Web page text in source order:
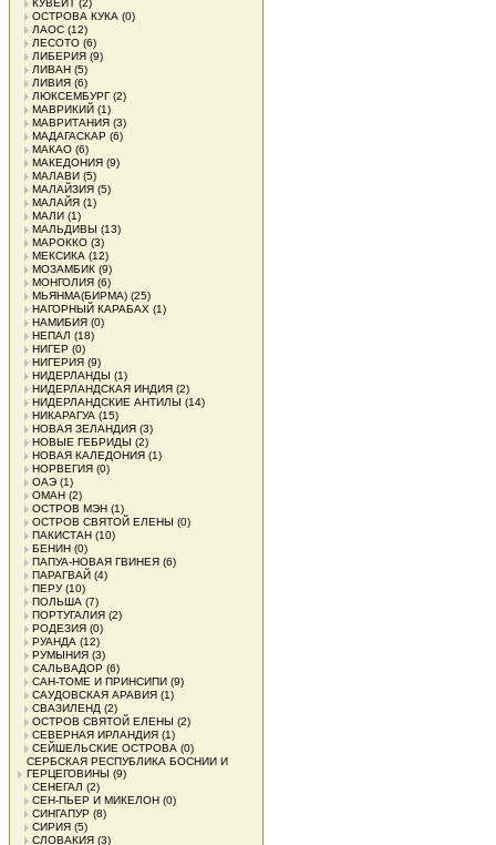
КУВЕЙТ (2)
ОСТРОВА КУКА (0)
ЛАОС (12)
ЛЕСОТО (6)
ЛИБЕРИЯ (9)
ЛИВАН (5)
ЛИВИЯ (6)
ЛЮКСЕМБУРГ(2)
МАВРИКИЙ (1)
МАВРИТАНИЯ (3)
МАДАГАСКАР (6)
МАКАО (6)
МАКЕДОНИЯ (9)
МАЛАВИ (5)
МАЛАЙЗИЯ (5)
МАЛАЙЯ (1)
МАЛИ (1)
МАЛЬДИВЫ (13)
МАРОККО (3)
МЕКСИКА (12)
МОЗАМБИК (9)
МОНГОЛИЯ (6)
МЬЯНМА(БИРМА) (25)
НАГОРНЫЙ КАРАБАХ (1)
НАМИБИЯ (0)
НЕПАЛ (18)
НИГЕР (0)
НИГЕРИЯ (9)
НИДЕРЛАНДЫ (1)
НИДЕРЛАНДСКАЯ ИНДИЯ (2)
НИДЕРЛАНДСКИЕ АНТИЛЫ (14)
НИКАРАГУА (15)
НОВАЯ ЗЕЛАНДИЯ (3)
НОВЫЕ ГЕБРИДЫ (2)
НОВАЯ КАЛЕДОНИЯ (1)
НОРВЕГИЯ (0)
ОАЭ (1)
ОМАН (2)
ОСТРОВ МЭН (1)
ОСТРОВ СВЯТОЙ ЕЛЕНЫ (0)
ПАКИСТАН (10)
БЕНИН (0)
ПАПУА-НОВАЯ ГВИНЕЯ (6)
ПАРАГВАЙ (4)
ПЕРУ(10)
ПОЛЬША (7)
ПОРТУГАЛИЯ (2)
РОДЕЗИЯ (0)
РУАНДА (12)
РУМЫНИЯ (3)
САЛЬВАДОР (6)
САН-ТОМЕ И ПРИНСИПИ (9)
САУДОВСКАЯ АРАВИЯ (1)
СВАЗИЛЕНД (2)
ОСТРОВ СВЯТОЙ ЕЛЕНЫ (2)
СЕВЕРНАЯ ИРЛАНДИЯ (1)
СЕЙШЕЛЬСКИЕ ОСТРОВА (0)
СЕРБСКАЯ РЕСПУБЛИКА БОСНИИ И
ГЕРЦЕГОВИНЫ (9)
СЕНЕГАЛ (2)
СЕН-ПЬЕР И МИКЕЛОН (0)
СИНГАПУР (8)
СИРИЯ (5)
СЛОВАКИЯ (3)